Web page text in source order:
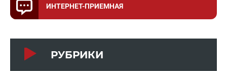
ИНТЕРНЕТ-ПРИЕМНАЯ
РУБРИКИ